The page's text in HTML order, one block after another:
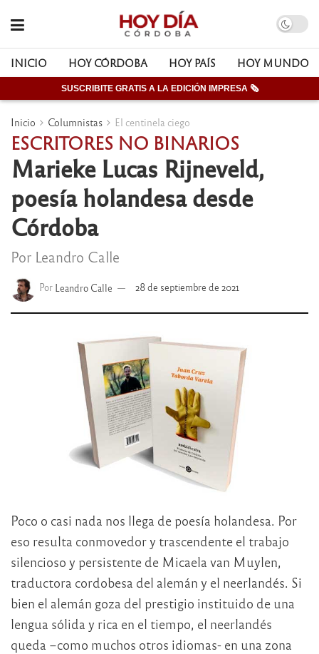
INICIO HOY CÓRDOBA HOY PAÍS HOY MUNDO
SUSCRIBITE GRATIS A LA EDICIÓN IMPRESA 🗞
Inicio Columnistas El centinela ciego
ESCRITORES NO BINARIOS
Marieke Lucas Rijneveld,
poesía holandesa desde
Córdoba
Por Leandro Calle
Por Leandro Calle 28 de septiembre de 2021
Poco o casi nada nos llega de poesía holandesa. Por
eso resulta conmovedor y trascendente el trabajo
silencioso y persistente de Micaela van Muylen,
traductora cordobesa del alemán y el neerlandés. Si
bien el alemán goza del prestigio instituido de una
lengua sólida y rica en el tiempo, el neerlandés
queda –como muchos otros idiomas- en una zona